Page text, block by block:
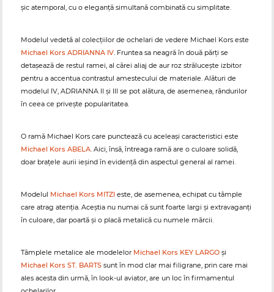
șic atemporal, cu o eleganță simultană combinată cu simplitate.
Modelul vedetă al colecțiilor de ochelari de vedere Michael Kors este
Michael Kors ADRIANNA IV. Fruntea sa neagră în două părți se
detașează de restul ramei, al cărei aliaj de aur roz strălucește izbitor
pentru a accentua contrastul amestecului de materiale. Alături de
modelul IV, ADRIANNA II și III se pot alătura, de asemenea, rândurilor
în ceea ce privește popularitatea.
O ramă Michael Kors care punctează cu aceleași caracteristici este
Michael Kors ABELA. Aici, însă, întreaga ramă are o culoare solidă,
doar brațele aurii ieșind în evidență din aspectul general al ramei.
Modelul Michael Kors MITZI este, de asemenea, echipat cu tâmple
care atrag atenția. Aceștia nu numai că sunt foarte largi și extravaganți
în culoare, dar poartă și o placă metalică cu numele mărcii.
Tâmplele metalice ale modelelor Michael Kors KEY LARGO și
Michael Kors ST. BARTS sunt în mod clar mai filigrane, prin care mai
ales acesta din urmă, în look-ul aviator, are un loc în firmamentul